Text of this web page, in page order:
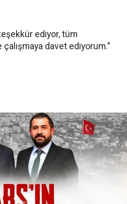
ediyor, tüm
davet ediyorum.”